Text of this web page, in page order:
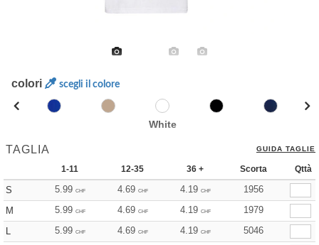
colori scegli il colore
White
TAGLIA GUIDA TAGLIE
1-11 12-35 36 + Scorta Qttà
S 5.99 CHF 4.69 CHF 4.19 CHF
1956
M
5.99 CHF 4.69 CHF 4.19 CHF
1979
L
5.99 CHF 4.69 CHF 4.19 CHF
5046